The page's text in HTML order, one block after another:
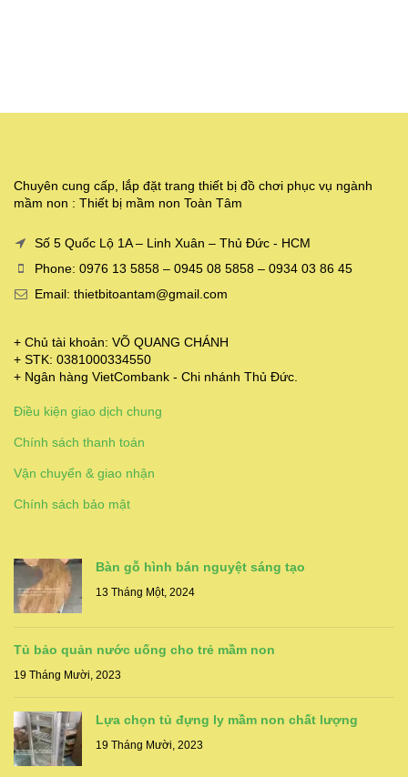
Chuyên cung cấp, lắp đặt trang thiết bị đồ chơi phục vụ ngành
mầm non : Thiết bị mầm non Toàn Tâm
Số 5 Quốc Lộ 1A – Linh Xuân – Thủ Đức - HCM
Phone: 0976 13 5858 – 0945 08 5858 – 0934 03 86 45
Email: thietbitoantam@gmail.com
+ Chủ tài khoản: VÕ QUANG CHÁNH
+ STK: 0381000334550
+ Ngân hàng VietCombank - Chi nhánh Thủ Đức.
Điều kiện giao dịch chung
Chính sách thanh toán
Vận chuyển & giao nhận
Chính sách bảo mật
Bàn gỗ hình bán nguyệt sáng tạo
13 Tháng Một, 2024
Tủ bảo quản nước uống cho trẻ mầm non
19 Tháng Mười, 2023
Lựa chọn tủ đựng ly mầm non chất lượng
19 Tháng Mười, 2023